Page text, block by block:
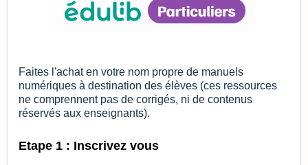
Faites l'achat en votre nom propre de manuels
numériques à destination des élèves (ces ressources
ne comprennent pas de corrigés, ni de contenus
réservés aux enseignants).
Etape 1 : Inscrivez vous